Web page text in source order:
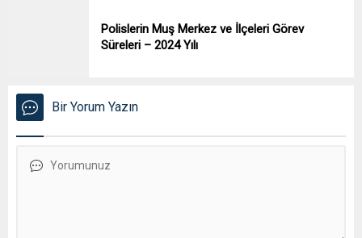
Polislerin Muş Merkez ve İlçeleri Görev
Süreleri – 2024 Yılı
Bir Yorum Yazın